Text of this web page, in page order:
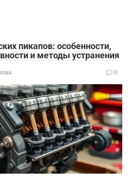
пикапов: особенности,
и методы устранения
0